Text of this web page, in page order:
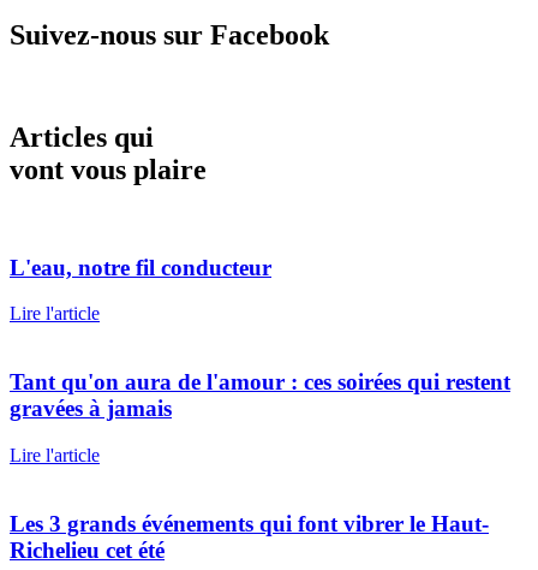
Suivez-nous sur Facebook
Articles qui
vont vous plaire
L'eau, notre fil conducteur
Lire l'article
Tant qu'on aura de l'amour : ces soirées qui restent
gravées à jamais
Lire l'article
Les 3 grands événements qui font vibrer le Haut-
Richelieu cet été